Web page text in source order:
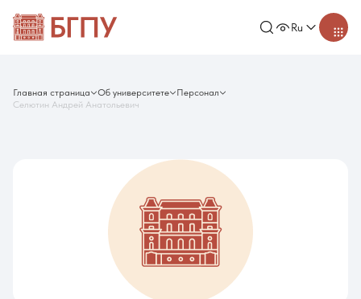
Ru
Главная страница Об университете
Персонал
Селютин Андрей Анатольевич